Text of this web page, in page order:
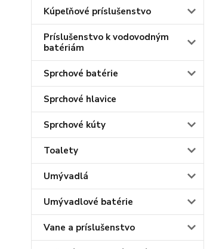
Kúpeľňové príslušenstvo
Príslušenstvo k vodovodným
batériám
Sprchové batérie
Sprchové hlavice
Sprchové kúty
Toalety
Umývadlá
Umývadlové batérie
Vane a príslušenstvo